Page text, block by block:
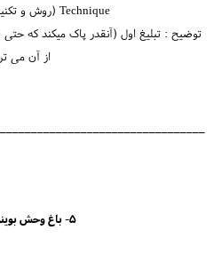
Technique (روش و تکنیک) : اغراق و طنز
توضیح : تبلیغ اول (آنقدر پاک میکند که
از آن می
5- باغ وحش بوینوس آیرس